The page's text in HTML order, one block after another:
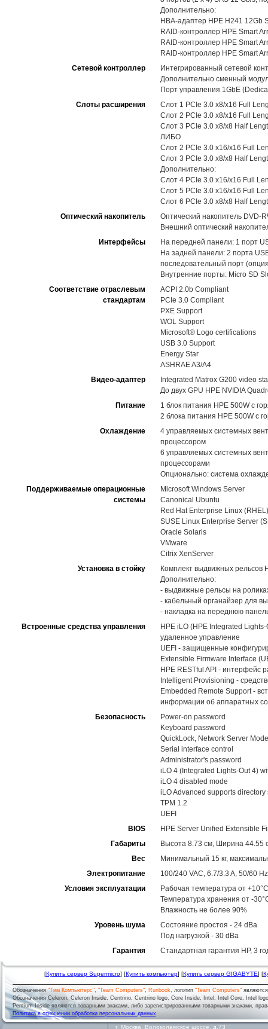
Дополнительно:
HBA-адаптер HPE H241 12Gb
RAID-контроллер HPE Smart
RAID-контроллер HPE Smart
RAID-контроллер HPE Smart
Сетевой контроллер
Интегрированный сетевой
Дополнительно сменный
Порт управления 1GbE
Слоты расширения
Слот 1 PCIe 3.0 x8/x16 Full
Слот 2 PCIe 3.0 x8/x16 Full
Слот 3 PCIe 3.0 x8/x8 Half
ЛИБО
Слот 2 PCIe 3.0 x16/x16 Full
Слот 3 PCIe 3.0 x8/x8 Half
Дополнительно:
Слот 4 PCIe 3.0 x16/x16 Full
Слот 5 PCIe 3.0 x16/x16 Full
Слот 6 PCIe 3.0 x8/x8 Half
Оптический накопитель
Оптический накопитель DVD-
Внешний оптический
Интерфейсы
На передней панели: 1 порт
На задней панели: 2 порта
последовательный порт
Внутренние порты: Micro SD
Соответствие отраслевым
стандартам
ACPI 2.0b Compliant
PCIe 3.0 Compliant
PXE Support
WOL Support
Microsoft® Logo certifications
USB 3.0 Support
Energy Star
ASHRAE A3/A4
Видео-адаптер
Integrated Matrox G200 video
До двух GPU HPE NVIDIA
Питание
1 блок питания HPE 500W с
2 блока питания HPE 500W с
Охлаждение
4 управляемых системных
процессором
6 управляемых системных
процессорами
Опционально: система
Поддерживаемые операционные
системы
Microsoft Windows Server
Canonical Ubuntu
Red Hat Enterprise Linux (RHEL)
SUSE Linux Enterprise Server
Oracle Solaris
VMware
Citrix XenServer
Установка в стойку
Комплект выдвижных рельсов
Дополнительно:
- выдвижные рельсы на
- кабельный органайзер для
- накладка на переднюю
Встроенные средства управления
HPE iLO (HPE Integrated
удаленное управление
UEFI - защищенные
Extensible Firmware Interface
HPE RESTful API - интерфейс
Intelligent Provisioning -
Embedded Remote Support -
информации об аппаратных
Безопасность
Power-on password
Keyboard password
QuickLock, Network Server Mode
Serial interface control
Administrator's password
iLO 4 (Integrated Lights-Out 4)
iLO 4 disabled mode
iLO Advanced supports
TPM 1.2
UEFI
BIOS
HPE Server Unified Extensible
Габариты
Высота 8.73 см, Ширина 44.55
Вес
Минимальный 15 кг,
Электропитание
100/240 VAC, 6.7/3.3 A, 50/60 Hz
Условия эксплуатации
Рабочая температура от
Температура хранения от -
Влажность не более 90%
Уровень шума
Состояние простоя - 24 dBa
Под нагрузкой - 30 dBa
Гарантия
Стандартная гарантия HP, 3
[Купить сервер Supermicro] [Купить компьютер] [Купить сервер GIGABYTE] [
Обозначения"Тим Компьютерс", "Team Computers", Runbook, логотип "Team Computers"
Обозначения Celeron, Celeron Inside, Centrino, Centrino logo, Core Inside, Intel, Intel Core, Intel
Pentium Inside являются товарными знаками, либо зарегистрированными товарными знаками,
Политика в отношении обработки персональных данных
г. Москва Волоколамское шоссе, д.73